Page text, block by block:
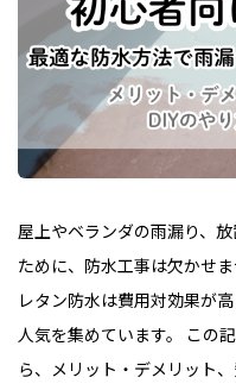
屋上やベランダの雨漏り、
ために、防水工事は欠かせ
レタン防水は費用対効果が
人気を集めています。 この
ら、メリット・デメリット